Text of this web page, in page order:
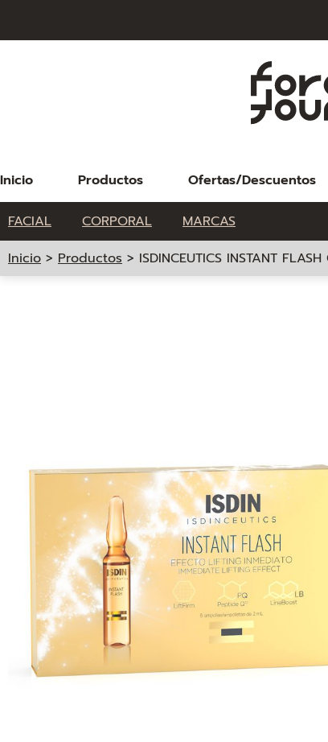
Inicio Productos Ofertas/Descuentos
FACIAL CORPORAL
MARCAS
Inicio > Productos > ISDINCEUTICS INSTANT